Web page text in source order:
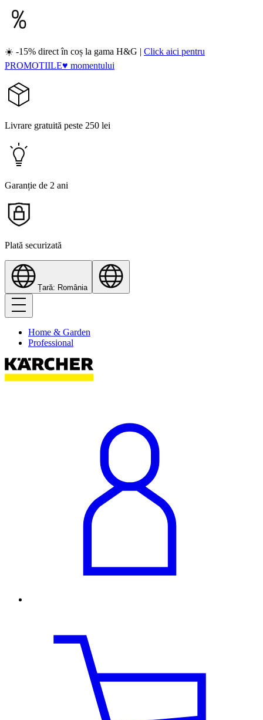
☀️ -15% direct în coș la gama H&G | Click aici pentru
PROMOTIILE♥ momentului
Livrare gratuită peste 250 lei
Garanție de 2 ani
Plată securizată
Țară: România
Home & Garden
Professional